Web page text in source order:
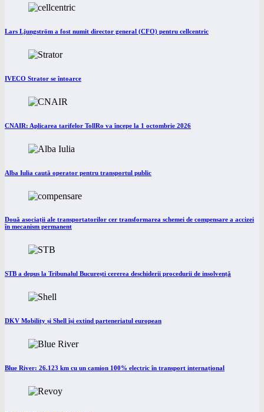
Lars Ljungström a fost numit director general (CFO) pentru cellcentric
IVECO Strator se întoarce
CNAIR: Aplicarea tarifelor TollRo va începe la 1 octombrie 2026
Alba Iulia caută operator pentru transportul public
Două asociații ale transportatorilor cer transformarea schemei de compensare a accizei
în mecanism permanent
STB a depus la Tribunalul București cererea deschiderii procedurii de insolvență
DKV Mobility și Shell își extind parteneriatul european
Blue River: 26.123 km cu un camion 100% electric în transport internațional